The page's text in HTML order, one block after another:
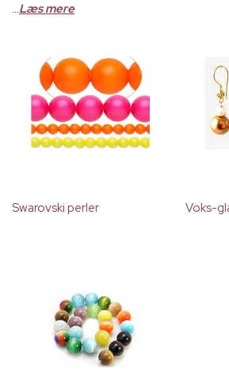
...Læs mere
Swarovski perler Voks-